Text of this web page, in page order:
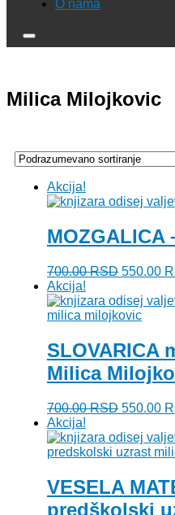
O nama
Milica Milojkovic
Akcija!
700.00RSD
je
bila:
550.00
Akcija!
SLOVARICA
Milica
700.00RSD
je
bila:
550.00
Akcija!
VESELA
predškolski